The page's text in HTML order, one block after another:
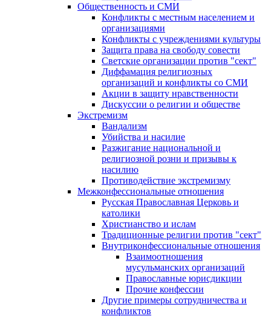
Общественность и СМИ
Конфликты с местным населением и
организациями
Конфликты с учреждениями культуры
Защита права на свободу совести
Светские организации против "сект"
Диффамация религиозных
организаций и конфликты со СМИ
Акции в защиту нравственности
Дискуссии о религии и обществе
Экстремизм
Вандализм
Убийства и насилие
Разжигание национальной и
религиозной розни и призывы к
насилию
Противодействие экстремизму
Межконфессиональные отношения
Русская Православная Церковь и
католики
Христианство и ислам
Традиционные религии против "сект"
Внутриконфессиональные отношения
Взаимоотношения
мусульманских организаций
Православные юрисдикции
Прочие конфессии
Другие примеры сотрудничества и
конфликтов